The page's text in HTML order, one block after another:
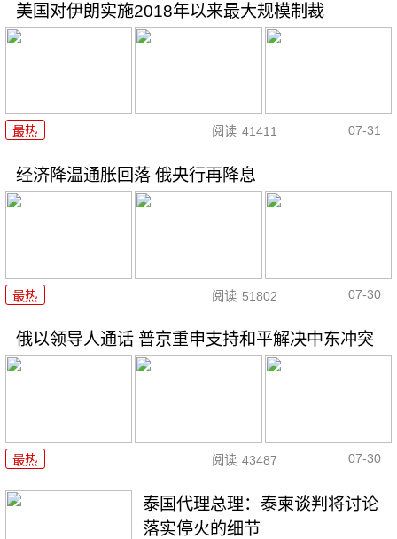
美国对伊朗实施2018年以来最大规模制裁
最热 阅读 41411 07-31
经济降温通胀回落 俄央行再降息
最热 阅读 51802 07-30
俄以领导人通话 普京重申支持和平解决中东冲突
最热 阅读 43487 07-30
泰国代理总理：泰柬谈判将讨论
落实停火的细节